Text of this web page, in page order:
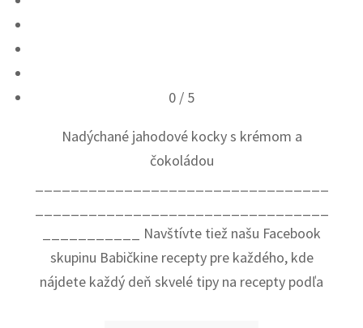
0 / 5
Nadýchané jahodové kocky s krémom a
čokoládou
___________ Navštívte tiež našu Facebook
skupinu Babičkine recepty pre každého, kde
nájdete každý deň skvelé tipy na recepty podľa